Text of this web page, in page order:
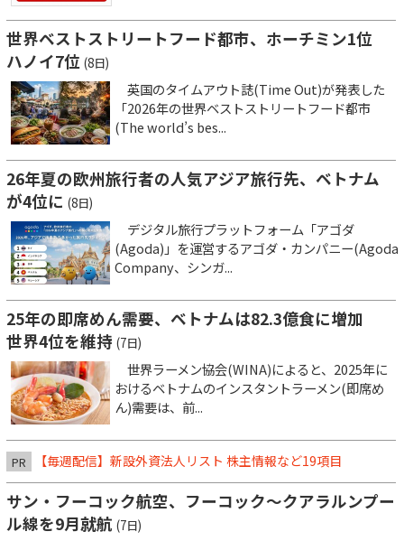
世界ベストストリートフード都市、ホーチミン1位
ハノイ7位 (8日)
英国のタイムアウト誌(Time Out)が発表した
「2026年の世界ベストストリートフード都市
(The world’s bes...
26年夏の欧州旅行者の人気アジア旅行先、ベトナム
が4位に (8日)
デジタル旅行プラットフォーム「アゴダ
(Agoda)」を運営するアゴダ・カンパニー(Agoda
Company、シンガ...
25年の即席めん需要、ベトナムは82.3億食に増加
世界4位を維持 (7日)
世界ラーメン協会(WINA)によると、2025年に
おけるベトナムのインスタントラーメン(即席め
ん)需要は、前...
PR 【毎週配信】新設外資法人リスト 株主情報など19項目
サン・フーコック航空、フーコック～クアラルンプー
ル線を9月就航 (7日)